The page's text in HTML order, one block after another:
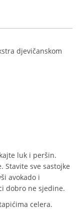
djevičanskom
luk i peršin.
Stavite sve sastojke
avokado i
dobro ne sjedine.
celera.